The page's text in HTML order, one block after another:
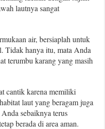
lautnya sangat
air, bersiaplah untuk
Tidak hanya itu, mata Anda
terumbu karang yang masih
cantik karena memiliki
laut yang beragam juga
sebaiknya terus
berada di area aman.